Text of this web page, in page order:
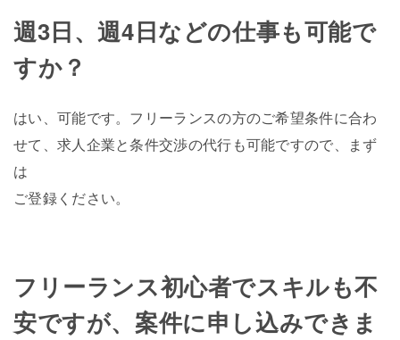
週3日、週4日などの仕事も可能で
すか？
はい、可能です。フリーランスの方のご希望条件に合わ
せて、求人企業と条件交渉の代行も可能ですので、まず
は
ご登録ください。
フリーランス初心者でスキルも不
安ですが、案件に申し込みできま